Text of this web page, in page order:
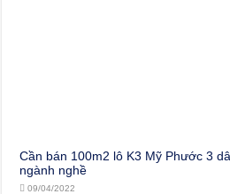
Cần bán 100m2 lô K3 Mỹ Phước 3
ngành nghề
09/04/2022